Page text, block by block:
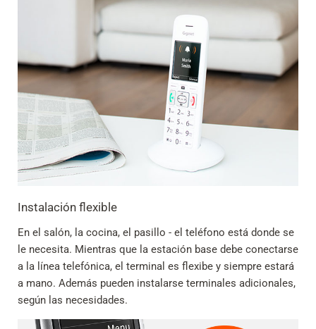
Instalación flexible
En el salón, la cocina, el pasillo - el teléfono está donde se
le necesita. Mientras que la estación base debe conectarse
a la línea telefónica, el terminal es flexibe y siempre estará
a mano. Además pueden instalarse terminales adicionales,
según las necesidades.